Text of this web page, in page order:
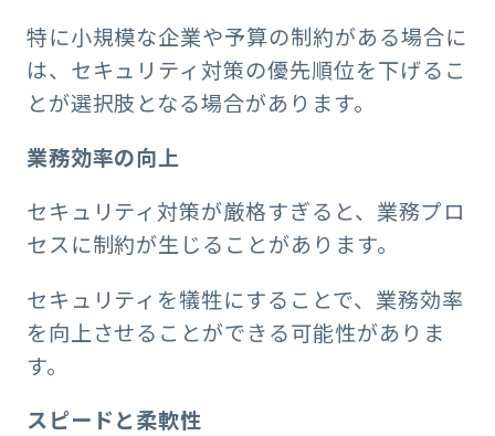
特に小規模な企業や予算の制約がある場合に
は、セキュリティ対策の優先順位を下げるこ
とが選択肢となる場合があります。
業務効率の向上
セキュリティ対策が厳格すぎると、業務プロ
セスに制約が生じることがあります。
セキュリティを犠牲にすることで、業務効率
を向上させることができる可能性がありま
す。
スピードと柔軟性